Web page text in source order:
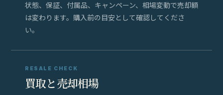
状態、保証、付属品、キャンペーン、相場変動で売却額
は変わります。購入前の目安として確認してくださ
い。
RESALE CHECK
買取と売却相場